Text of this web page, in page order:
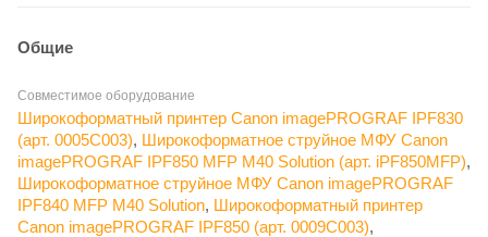
Общие
Совместимое оборудование
Широкоформатный принтер Canon imagePROGRAF IPF830
(арт. 0005C003), Широкоформатное струйное МФУ Canon
imagePROGRAF IPF850 MFP M40 Solution (арт. iPF850MFP),
Широкоформатное струйное МФУ Canon imagePROGRAF
IPF840 MFP M40 Solution, Широкоформатный принтер
Canon imagePROGRAF IPF850 (арт. 0009C003),